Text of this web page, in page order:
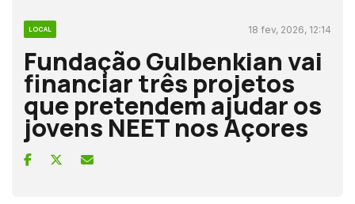
LOCAL 18 fev, 2026, 12:14
Fundação Gulbenkian vai
financiar três projetos
que pretendem ajudar os
jovens NEET nos Açores